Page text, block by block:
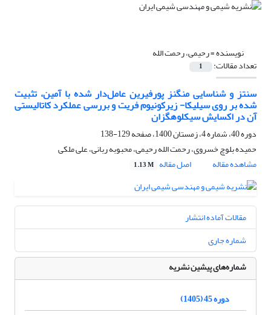
نویسنده =رحیمی، رحمت الله
تعداد مقالات: 1
سنتز و شناسایی منگنز پورفیرین عامل‌دار شده با آمین، تثبیت
شده بر روی سیلیکا- زیرکونیوم فریت و بررسی عملکرد کاتالیستی
آن در اکسایش سیکلوهگزان
دوره 40، شماره 4، زمستان 1400، صفحه
129-138
حمیده بلوچ خسروی، رحمت الله رحیمی، محبوبه ربانی، علی ملکی
مشاهده مقاله
اصل مقاله 1.13 M
مقالات آماده انتشار
شماره جاری
شماره‌های پیشین نشریه
دوره 45 (1405)